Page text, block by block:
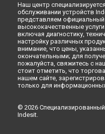
Наш центр
обслуживании устройств
представляем
высококачественные
включая диагностику,
настройку различных
внимание, что цены,
окончательными; для
пожалуйста, свяжитесь с
стоит отметить, что
нашем сайте,
только для
© 2026
Indesit.